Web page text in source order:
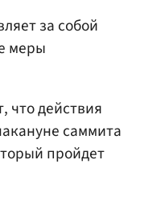
за собой
меры
что действия
саммита
пройдет